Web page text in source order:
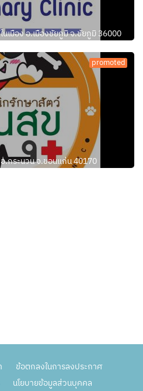
เมือง อ.เมืองชัยภูมิ จ.ชัยภูมิ 36000
promoted
.กระนวน จ.ขอนแก่น 40170
ข้อตกลงในการลงประกาศ
นโยบายข้อมูลส่วนบุคคล